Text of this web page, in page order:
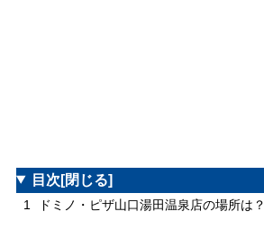
目次 [閉じる]
1 ドミノ・ピザ山口湯田温泉店の場所は？